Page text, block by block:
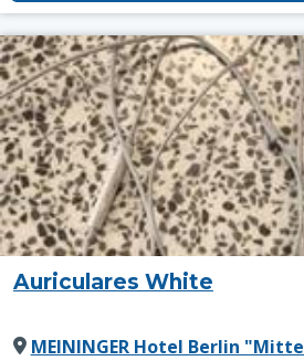
Auriculares White
MEININGER Hotel Berlin